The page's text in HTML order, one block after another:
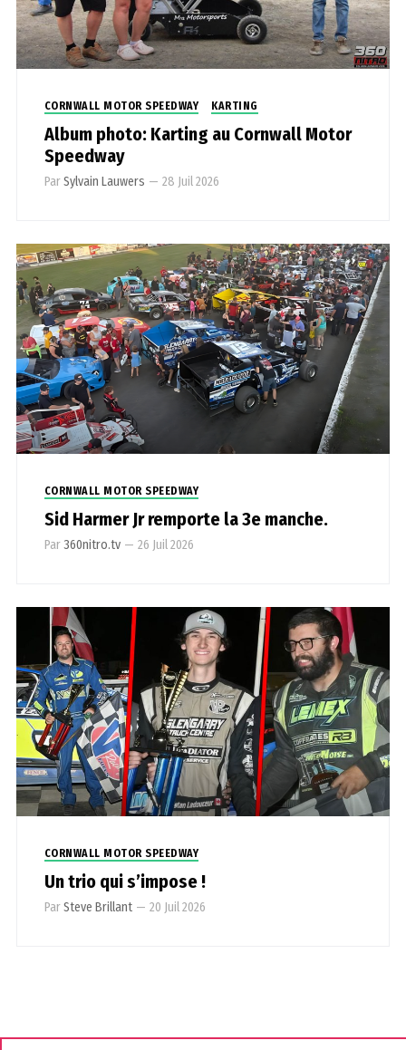
CORNWALL MOTOR SPEEDWAY KARTING
Album photo: Karting au Cornwall Motor
Speedway
ParSylvain Lauwers — 28 Juil 2026
CORNWALL MOTOR SPEEDWAY
Sid Harmer Jr remporte la 3e manche.
Par360nitro.tv — 26 Juil 2026
CORNWALL MOTOR SPEEDWAY
Un trio qui s’impose !
ParSteve Brillant — 20 Juil 2026